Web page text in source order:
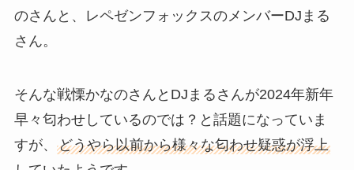
のさんと、レペゼンフォックスのメンバーDJまる
さん。
そんな戦慄かなのさんとDJまるさんが2024年新年
早々匂わせしているのでは？と話題になっていま
すが、 どうやら以前から様々な匂わせ疑惑が浮上